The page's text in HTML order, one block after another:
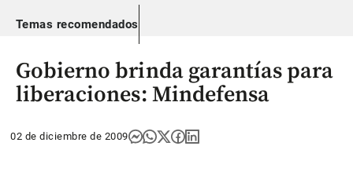
Temas recomendados
Gobierno brinda garantías para
liberaciones: Mindefensa
02 de diciembre de 2009